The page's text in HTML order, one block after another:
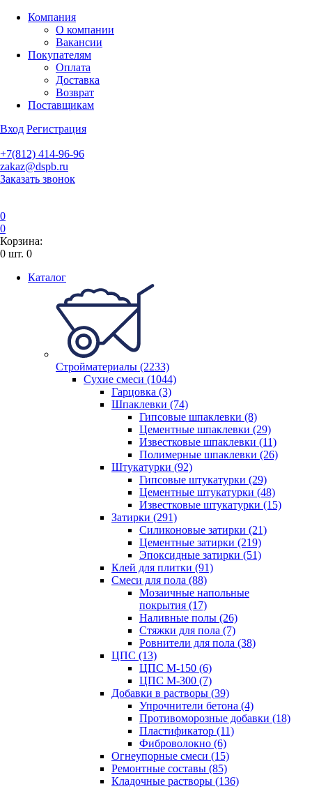
Компания
О компании
Вакансии
Покупателям
Оплата
Доставка
Возврат
Поставщикам
Вход Регистрация
+7(812) 414-96-96
zakaz@dspb.ru
Заказать звонок
0
0
Корзина:
0 шт. 0
Каталог
Стройматериалы (2233)
Сухие смеси (1044)
Гарцовка (3)
Шпаклевки (74)
Гипсовые шпаклевки (8)
Цементные шпаклевки (29)
Известковые шпаклевки (11)
Полимерные шпаклевки (26)
Штукатурки (92)
Гипсовые штукатурки (29)
Цементные штукатурки (48)
Известковые штукатурки (15)
Затирки (291)
Силиконовые затирки (21)
Цементные затирки (219)
Эпоксидные затирки (51)
Клей для плитки (91)
Смеси для пола (88)
Мозаичные напольные
покрытия (17)
Наливные полы (26)
Стяжки для пола (7)
Ровнители для пола (38)
ЦПС (13)
ЦПС М-150 (6)
ЦПС М-300 (7)
Добавки в растворы (39)
Упрочнители бетона (4)
Противоморозные добавки (18)
Пластификатор (11)
Фиброволокно (6)
Огнеупорные смеси (15)
Ремонтные составы (85)
Кладочные растворы (136)